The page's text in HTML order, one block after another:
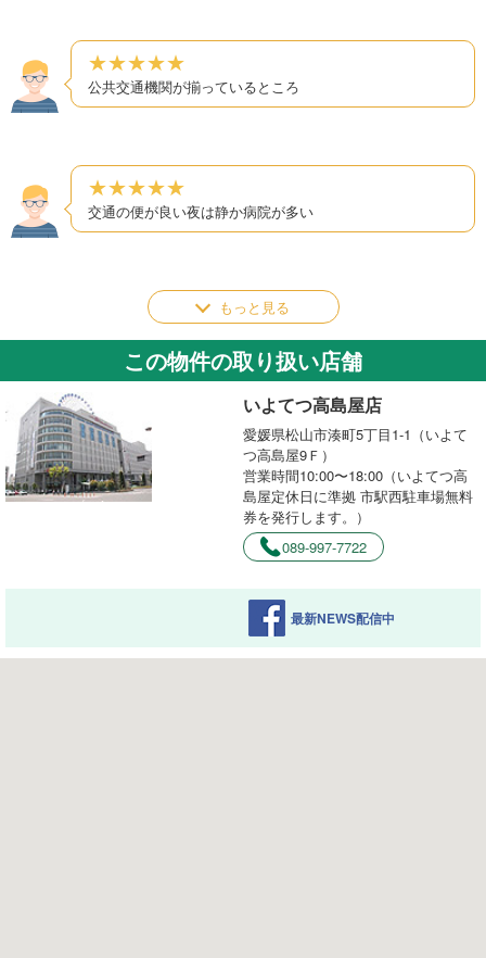
★★★★★
公共交通機関が揃っているところ
★★★★★
交通の便が良い夜は静か病院が多い
もっと見る
この物件の取り扱い店舗
いよてつ高島屋店
愛媛県松山市湊町5丁目1-1（いよて
つ高島屋9Ｆ）
営業時間10:00〜18:00（いよてつ高
島屋定休日に準拠 市駅西駐車場無料
券を発行します。）
089-997-7722
最新NEWS配信中